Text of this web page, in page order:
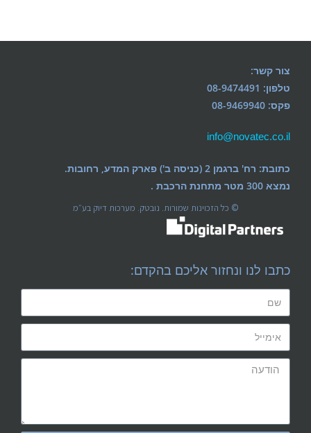
צור קשר:
טלפון: 08-9474491
פקס: 08-9469940
info@novatec.co.il
כתובת: רח' ברגמן 2 (כניסה ב') פארק המדע, רחובות.
נמצא 300 מטר מתחנת הרכבת .
© כל הזכוינות שמורות. נובטק. מערכות דיוק בע״מ
כתבו לנו ונחזור אליכם בהקדם: